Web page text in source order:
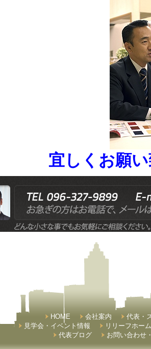
宜しくお願い
HOME 会社案内 代表・
見学会・イベント情報
リリーフホー
代表ブログ
お問い合わせ